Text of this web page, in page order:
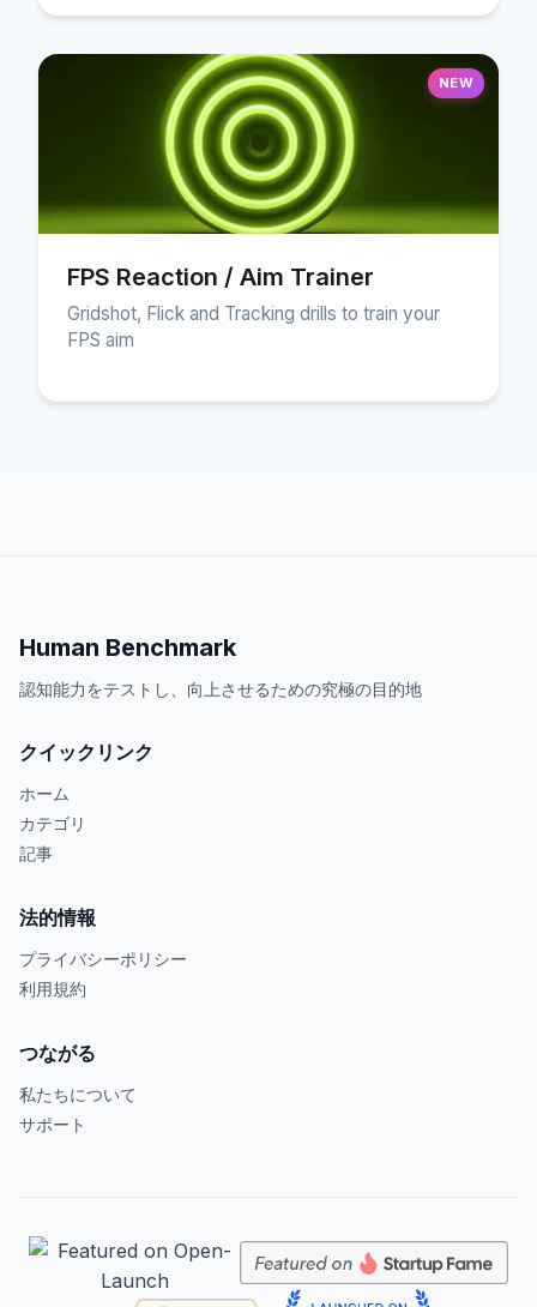
NEW
FPS Reaction / Aim Trainer
Gridshot, Flick and Tracking drills to train your
FPS aim
Human Benchmark
認知能力をテストし、向上させるための究極の目的地
クイックリンク
ホーム
カテゴリ
記事
法的情報
プライバシーポリシー
利用規約
つながる
私たちについて
サポート